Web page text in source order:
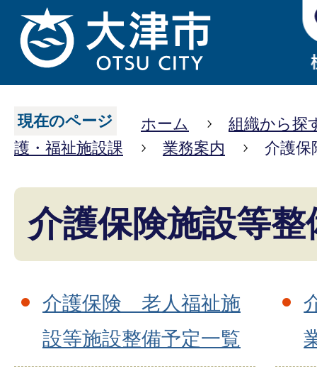
現在のページ ホーム
組織から探
護・福祉施設課
業務案内 介護保
介護保険施設等整
介護保険 老人福祉施
設等施設整備予定一覧